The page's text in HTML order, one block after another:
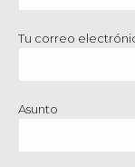
Tu correo
Asunto